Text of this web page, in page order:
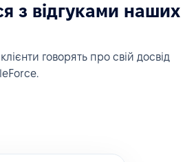
з відгуками наших
говорять про свій досвід